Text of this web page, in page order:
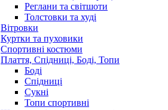
Реглани та світшоти
Толстовки та худі
Вітровки
Куртки та пуховики
Спортивні костюми
Плаття, Спідниці, Боді, Топи
Боді
Спідниці
Сукні
Топи спортивні